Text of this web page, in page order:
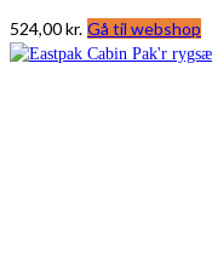
524,00kr. Gå til webshop